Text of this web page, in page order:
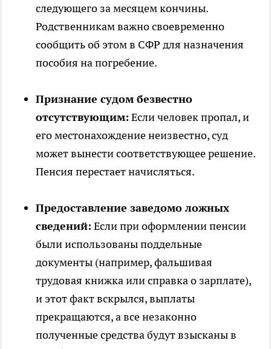
следующего за месяцем кончины.
Родственникам важно своевременно
сообщить об этом в СФР для назначения
пособия на погребение.
Признание судом безвестно
отсутствующим: Если человек пропал, и
его местонахождение неизвестно, суд
может вынести соответствующее решение.
Пенсия перестает начисляться.
Предоставление заведомо ложных
сведений: Если при оформлении пенсии
были использованы поддельные
документы (например, фальшивая
трудовая книжка или справка о зарплате),
и этот факт вскрылся, выплаты
прекращаются, а все незаконно
полученные средства будут взысканы в